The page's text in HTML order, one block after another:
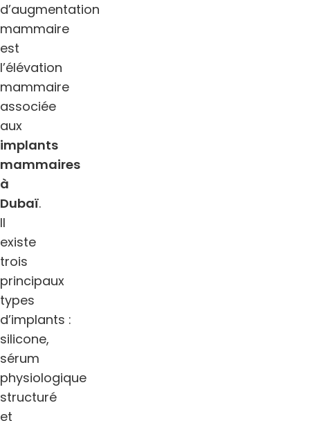
d’augmentation
mammaire
est
l’élévation
mammaire
associée
aux
implants
mammaires
à
Dubaï.
Il
existe
trois
principaux
types
d’implants :
silicone,
sérum
physiologique
structuré
et